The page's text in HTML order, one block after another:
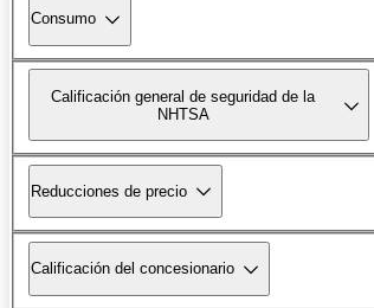
Consumo
Calificación general de seguridad de la
NHTSA
Reducciones de precio
Calificación del concesionario